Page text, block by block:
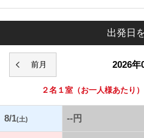
出発日
2026年
２名１室 （お一人様あたり
8/1(土) --円